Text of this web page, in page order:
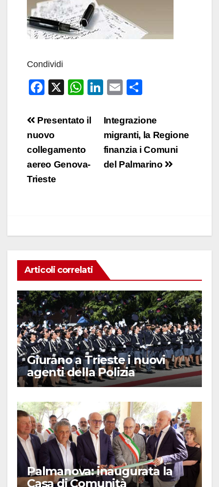
Condividi
F
c
e
b
o
o
X
W
at
A
p
Li
k
e
dI
n
E
ail n
di
vi
di
Navigazione
articoli
Integrazione
migranti, la Regione
finanzia i Comuni
del Palmarino
Presentato il
nuovo
collegamento
aereo Genova-
Trieste
Articoli correlati
Giurano a Trieste i nuovi
agenti della Polizia
Palmanova: inaugurata la
Casa di Comunità